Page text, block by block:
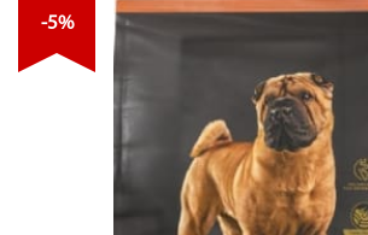
-5%